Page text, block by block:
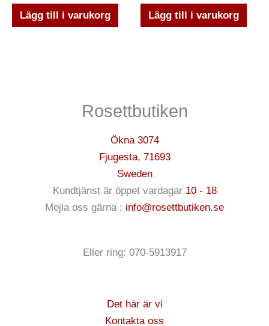
Lägg till i varukorg Lägg till i varukorg
Rosettbutiken
Ökna 3074
Fjugesta, 71693
Sweden
Kundtjänst är öppet vardagar 10 - 18
Mejla oss gärna : info@rosettbutiken.se
Eller ring: 070-5913917
Det här är vi
Kontakta oss